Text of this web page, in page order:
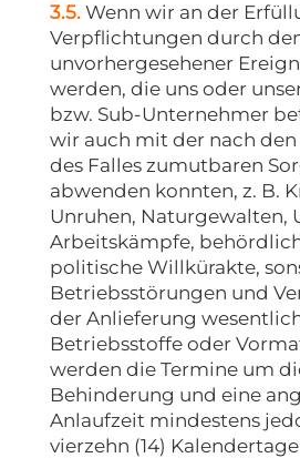
3.5. Wenn wir an der
Verpflichtungen durch
unvorhergesehener
werden, die uns oder
bzw. Sub-Unternehmer
wir auch mit der nach
des Falles zumutbaren
abwenden konnten, z. B.
Unruhen, Naturgewalten,
Arbeitskämpfe,
politische Willkürakte,
Betriebsstörungen und
der Anlieferung
Betriebsstoffe oder
werden die Termine um
Behinderung und eine
Anlaufzeit mindestens
vierzehn (14) Kalendertage